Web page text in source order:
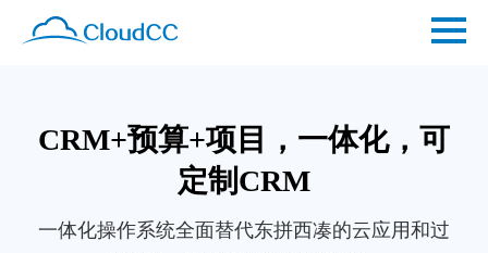
CRM+预算+项目，一体化，可
一体化操作系统全面替代东拼西凑的云应用和过